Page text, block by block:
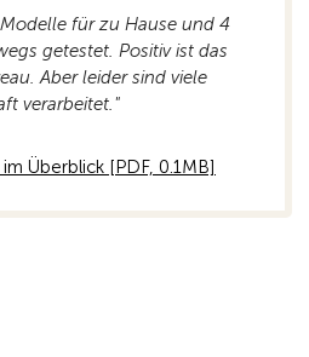
für zu Hause und 4
getestet. Positiv ist das
Aber leider sind viele
verarbeitet."
Überblick [PDF, 0.1MB]